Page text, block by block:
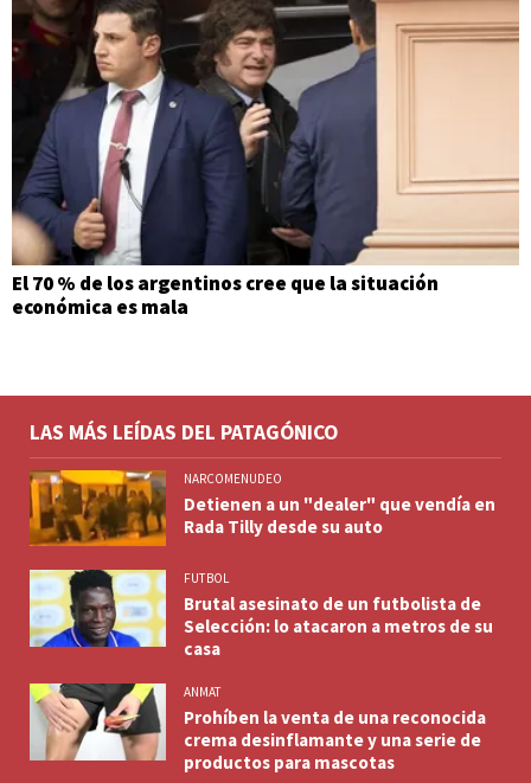
El 70 % de los argentinos cree que la situación
económica es mala
LAS MÁS LEÍDAS DEL PATAGÓNICO
NARCOMENUDEO
Detienen a un "dealer" que vendía en
Rada Tilly desde su auto
FUTBOL
Brutal asesinato de un futbolista de
Selección: lo atacaron a metros de su
casa
ANMAT
Prohíben la venta de una reconocida
crema desinflamante y una serie de
productos para mascotas